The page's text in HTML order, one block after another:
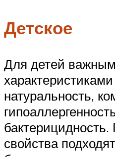
Детское
Для детей
натуральность,
бактерицидность.
свойства